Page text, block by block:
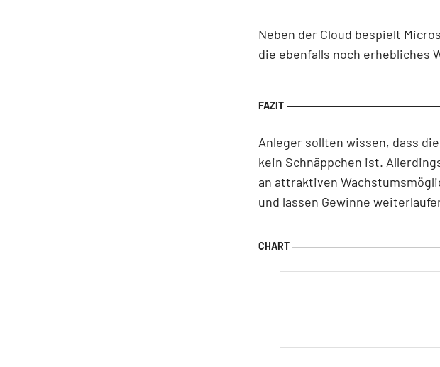
Neben der Cloud bespielt
die ebenfalls noch erhebliches
Anleger sollten wissen, dass
kein Schnäppchen ist.
an attraktiven
und lassen Gewinne